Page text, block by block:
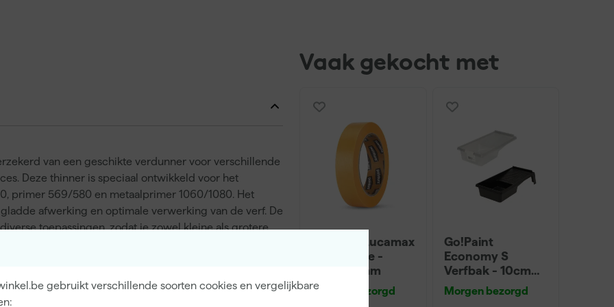
gebruikt verschillende soorten cookies en vergelijkbare
van een geschikte verdunner voor verschillende
Deze thinner is speciaal ontwikkeld voor het
primer 569/580 en metaalprimer 1060/1080. Het
afwerking en optimale verwerking van de verf. De
toepassingen, zodat je zowel kleine als grotere
een professionele uitstraling wilt realiseren en een
voor jouw lakwerk of verfklus.
Vaak gekocht met
Paintura Lucamax
Washi tape -
50mx24mm
Morgen bezorgd
Go!Paint
Economy S
Verfbak - 10cm
Roller - 15 x 32 cm
+ 5 inzetbakken
Morgen bezorgd